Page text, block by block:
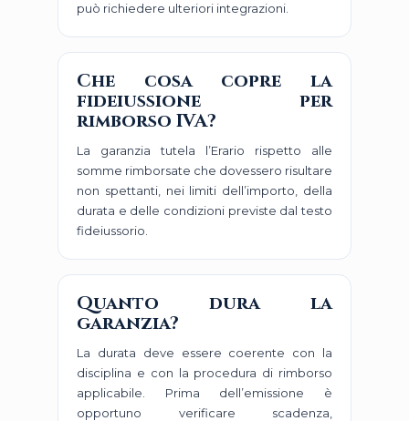
può richiedere ulteriori integrazioni.
Che cosa copre la
fideiussione per
rimborso IVA?
La garanzia tutela l’Erario rispetto alle
somme rimborsate che dovessero risultare
non spettanti, nei limiti dell’importo, della
durata e delle condizioni previste dal testo
fideiussorio.
Quanto dura la
garanzia?
La durata deve essere coerente con la
disciplina e con la procedura di rimborso
applicabile. Prima dell’emissione è
opportuno verificare scadenza,